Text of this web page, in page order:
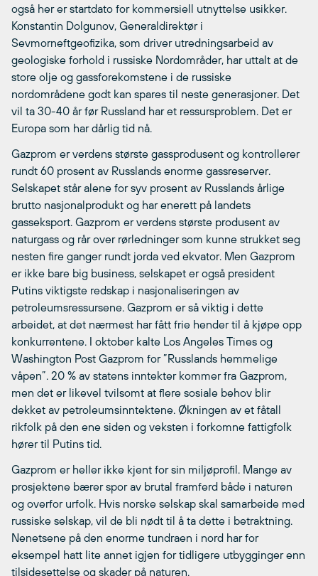
også her er startdato for kommersiell utnyttelse usikker.
Konstantin Dolgunov, Generaldirektør i
Sevmorneftgeofizika, som driver utredningsarbeid av
geologiske forhold i russiske Nordområder, har uttalt at de
store olje og gassforekomstene i de russiske
nordområdene godt kan spares til neste generasjoner. Det
vil ta 30-40 år før Russland har et ressursproblem. Det er
Europa som har dårlig tid nå.
Gazprom er verdens største gassprodusent og kontrollerer
rundt 60 prosent av Russlands enorme gassreserver.
Selskapet står alene for syv prosent av Russlands årlige
brutto nasjonalprodukt og har enerett på landets
gasseksport. Gazprom er verdens største produsent av
naturgass og rår over rørledninger som kunne strukket seg
nesten fire ganger rundt jorda ved ekvator. Men Gazprom
er ikke bare big business, selskapet er også president
Putins viktigste redskap i nasjonaliseringen av
petroleumsressursene. Gazprom er så viktig i dette
arbeidet, at det nærmest har fått frie hender til å kjøpe opp
konkurrentene. I oktober kalte Los Angeles Times og
Washington Post Gazprom for ”Russlands hemmelige
våpen”. 20 % av statens inntekter kommer fra Gazprom,
men det er likevel tvilsomt at flere sosiale behov blir
dekket av petroleumsinntektene. Økningen av et fåtall
rikfolk på den ene siden og veksten i forkomne fattigfolk
hører til Putins tid.
Gazprom er heller ikke kjent for sin miljøprofil. Mange av
prosjektene bærer spor av brutal framferd både i naturen
og overfor urfolk. Hvis norske selskap skal samarbeide med
russiske selskap, vil de bli nødt til å ta dette i betraktning.
Nenetsene på den enorme tundraen i nord har for
eksempel hatt lite annet igjen for tidligere utbygginger enn
tilsidesettelse og skader på naturen.